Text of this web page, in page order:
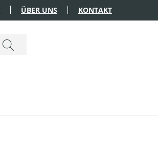
ÜBER UNS KONTAKT